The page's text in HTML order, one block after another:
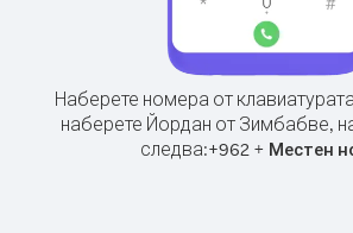
Наберете номера от
наберете Йордан от Зимбабве,
следва:+962 + Местен